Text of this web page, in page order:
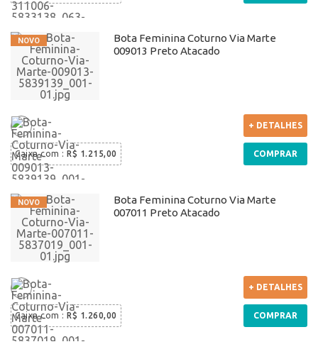
Bota Feminina Coturno Via Marte
009013 Preto Atacado
Caixa com : R$ 1.215,00
+ DETALHES
COMPRAR
Bota Feminina Coturno Via Marte
007011 Preto Atacado
Caixa com : R$ 1.260,00
+ DETALHES
COMPRAR